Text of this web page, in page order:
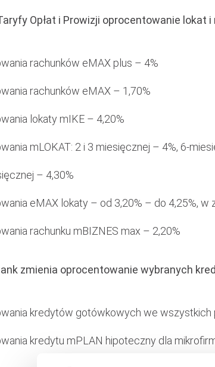
Opłat i Prowizji oprocentowanie
rachunków eMAX plus – 4%
rachunków eMAX – 1,70%
lokaty mIKE – 4,20%
mLOKAT: 2 i 3 miesięcznej – 4%, 6-
– 4,30%
eMAX lokaty – od 3,20% – do 4,25%,
rachunku mBIZNES max – 2,20%
zmienia oprocentowanie wybranych
kredytów gotówkowych we wszystkich
kredytu mPLAN hipoteczny dla